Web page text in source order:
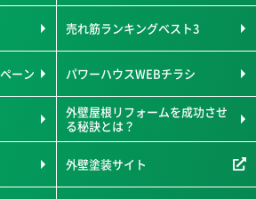
売れ筋ランキングベスト3
ーン パワーハウスWEBチラシ
外壁屋根リフォームを成功させ
る秘訣とは？
外壁塗装サイト